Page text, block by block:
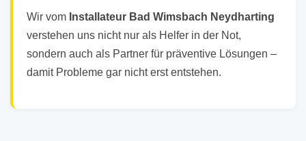
Wir vom Installateur Bad Wimsbach Neydharting
verstehen uns nicht nur als Helfer in der Not,
sondern auch als Partner für präventive Lösungen –
damit Probleme gar nicht erst entstehen.